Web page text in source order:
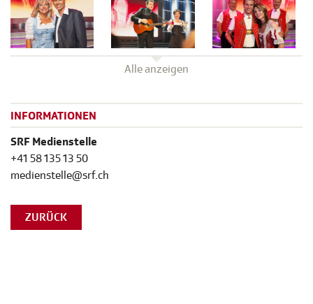
Alle anzeigen
INFORMATIONEN
SRF Medienstelle
+41 58 135 13 50
medienstelle@srf.ch
ZURÜCK